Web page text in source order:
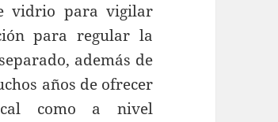
vidrio para vigilar
para regular la
además de
años de ofrecer
como a nivel